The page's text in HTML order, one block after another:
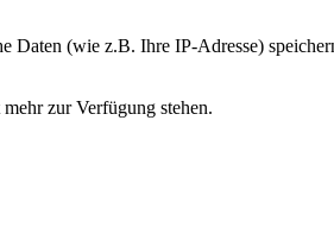
(wie z.B. Ihre IP-Adresse)
zur Verfügung stehen.